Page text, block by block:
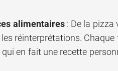
alimentaires: De la pizza
réinterprétations.
en fait une recette